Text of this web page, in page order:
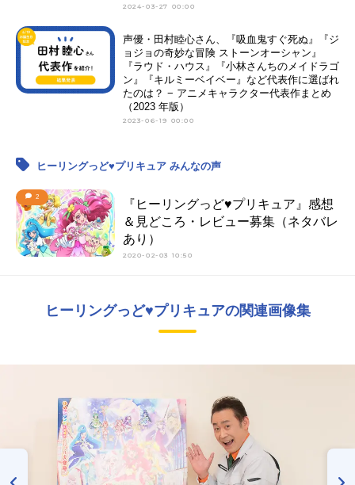
2024-03-27 00:00
声優・田村睦心さん、『吸血鬼すぐ死ぬ』『ジ
ョジョの奇妙な冒険 ストーンオーシャン』
『ラウド・ハウス』『小林さんちのメイドラゴ
ン』『キルミーベイベー』など代表作に選ばれ
たのは？ − アニメキャラクター代表作まとめ
（2023 年版）
2023-06-19 00:00
ヒーリングっど♥プリキュア みんなの声
2
『ヒーリングっど♥プリキュア』感想
＆見どころ・レビュー募集（ネタバレ
あり）
2020-02-03 10:50
ヒーリングっど♥プリキュアの関連画像集